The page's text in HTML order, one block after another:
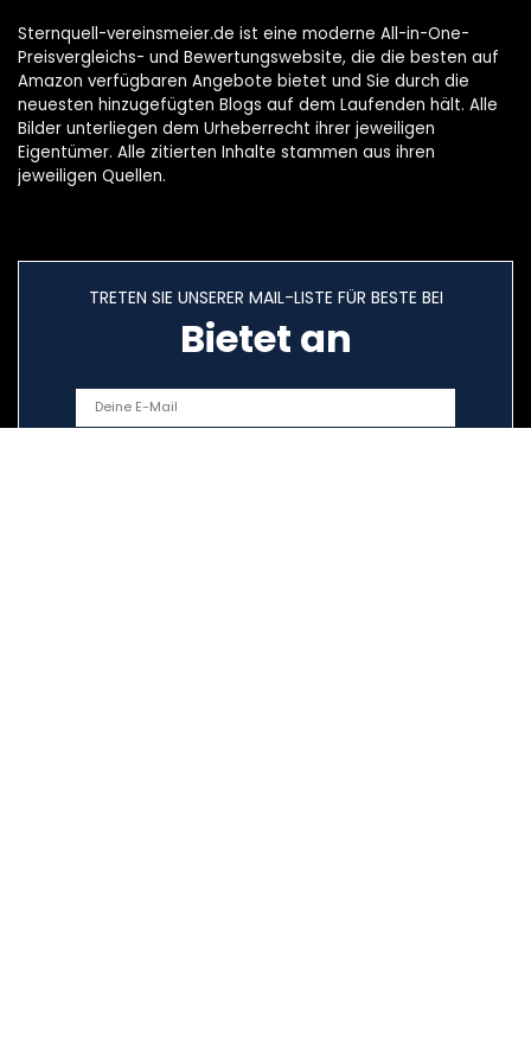
Sternquell-vereinsmeier.de ist eine moderne All-in-One-
Preisvergleichs- und Bewertungswebsite, die die besten auf
Amazon verfügbaren Angebote bietet und Sie durch die
neuesten hinzugefügten Blogs auf dem Laufenden hält. Alle
Bilder unterliegen dem Urheberrecht ihrer jeweiligen
Eigentümer. Alle zitierten Inhalte stammen aus ihren
jeweiligen Quellen.
TRETEN SIE UNSERER MAIL-LISTE FÜR BESTE BEI
Bietet an